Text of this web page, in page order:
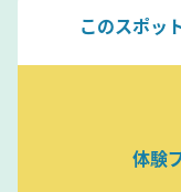
このスポッ
体験